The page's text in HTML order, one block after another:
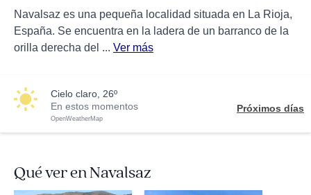
Navalsaz es una pequeña localidad situada en La Rioja,
España. Se encuentra en la ladera de un barranco de la
orilla derecha del ... Ver más
cielo claro, 26º
En estos momentos
OpenWeatherMap
Próximos días
Qué ver en Navalsaz